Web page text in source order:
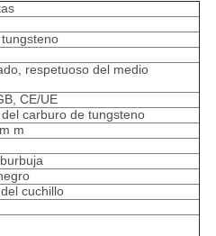
respetuoso del medio
CE/UE
carburo de tungsteno
m
cuchillo